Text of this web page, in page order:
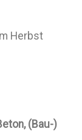
Herbst
(Bau-)